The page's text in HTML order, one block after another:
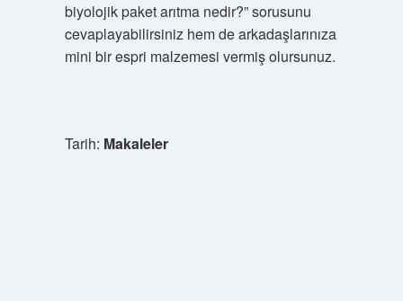
biyolojik paket arıtma nedir?” sorusunu
cevaplayabilirsiniz hem de arkadaşlarınıza
mini bir espri malzemesi vermiş olursunuz.
Tarih: Makaleler